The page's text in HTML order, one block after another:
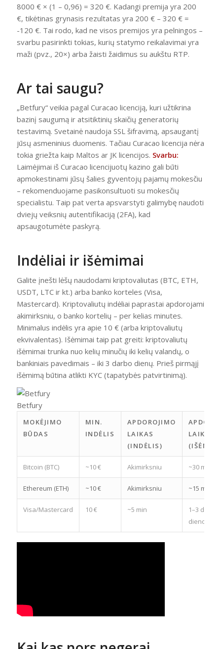
8000 € × (1 – 0,96) = 320 €. Kadangi premija yra 200
€, tikėtinas grynasis rezultatas yra 200 € – 320 € =
-120 €. Tai rodo, kad ne visos premijos yra pelningos –
svarbu pasirinkti tokias, kurių statymo reikalavimai yra
maži (pvz., 20×) arba žaisti žaidimus su aukštu RTP.
Ar tai saugu?
„Betfury“ veikia pagal Curacao licenciją, kuri užtikrina
bazinį saugumą ir atsitiktinių skaičių generatorių
testavimą. Svetainė naudoja SSL šifravimą, apsaugantį
jūsų asmeninius duomenis. Tačiau Curacao licencija nėra
tokia griežta kaip Maltos ar JK licencijos. Svarbu:
Laimėjimai iš Curacao licencijuotų kazino gali būti
apmokestinami jūsų šalies gyventojų pajamų mokesčiu
– rekomenduojame pasikonsultuoti su mokesčių
specialistu. Taip pat verta apsvarstyti galimybę naudoti
dviejų veiksnių autentifikaciją (2FA), kad
apsaugotumėte paskyrą.
Indėliai ir išėmimai
Galite įnešti lėšų naudodami kriptovaliutas (BTC, ETH,
USDT, LTC ir kt.) arba banko korteles (Visa,
Mastercard). Kriptovaliutų indėliai paprastai apdorojami
akimirksniu, o banko kortelių – per kelias minutes.
Minimalus indėlis yra apie 10 € (arba kriptovaliutų
ekvivalentas). Išėmimai taip pat greiti: kriptovaliutų
išėmimai trunka nuo kelių minučių iki kelių valandų, o
bankiniais pavedimais – iki 3 darbo dienų. Prieš pirmąjį
išėmimą būtina atlikti KYC (tapatybės patvirtinimą).
Betfury
MOKĖJIMO
BŪDAS
MIN.
INDĖLIS
APDOROJIMO
LAIKAS
(INDĖLIS)
LAIKAS
Bitcoin (BTC) ~10 € Akimirksniu ~30 min
Ethereum (ETH) ~10 € Akimirksniu ~15 min
Visa/Mastercard 10 € ~5 min
1–3 darbo
dienos